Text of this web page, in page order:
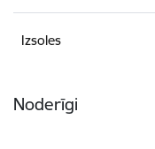
Izsoles
Noderīgi